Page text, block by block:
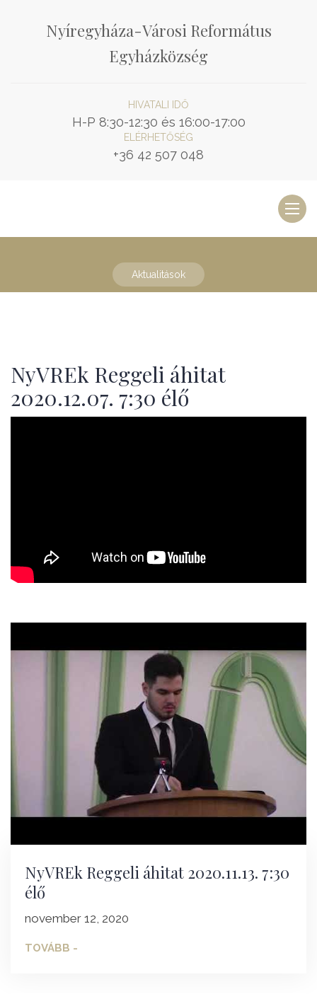
Nyíregyháza-Városi Református
Egyházközség
HIVATALI IDŐ
H-P 8:30-12:30 és 16:00-17:00
ELÉRHETŐSÉG
+36 42 507 048
Aktualitások
NyVREk Reggeli áhitat
2020.12.07. 7:30 élő
NyVREk Reggeli áhitat 2020.11.13. 7:30
élő
november 12, 2020
TOVÁBB -